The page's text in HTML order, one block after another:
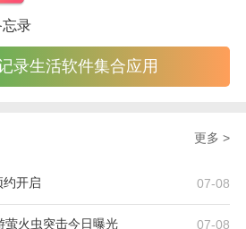
录
录生活软件集合应用
更多 >
约开启 07-08
萤火虫突击今日曝光 07-08